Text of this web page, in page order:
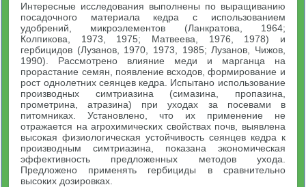
Интересные исследования выполнены по выращиванию
посадочного материала кедра с использованием
удобрений, микроэлементов (Ланкратова, 1964;
Колпикова, 1973, 1975; Матвеева, 1976, 1978) и
гербицидов (Лузанов, 1970, 1973, 1985; Лузанов, Чижов,
1990). Рассмотрено влияние меди и марганца на
прорастание семян, появление всходов, формирование и
рост однолетних сеянцев кедра. Испытано использование
производных симтриазина (симазина, пропазина,
прометрина, атразина) при уходах за посевами в
питомниках. Установлено, что их применение не
отражается на агрохимических свойствах почв, выявлена
высокая физиологическая устойчивость сеянцев кедра к
производным симтриазина, показана экономическая
эффективность предложенных методов ухода.
Предложено применять гербициды в сравнительно
высоких дозировках.